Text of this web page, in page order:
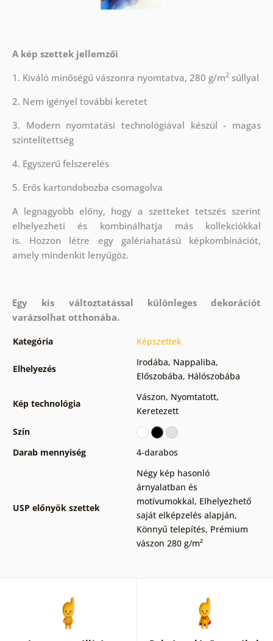
A kép szettek jellemzői
1. Kiváló minőségű vászonra nyomtatva, 280 g/m2súllyal
2. Nem igényel további keretet
3. Modern nyomtatási technológiával készül - magas
színtelítettség
4. Egyszerű felszerelés
5. Erős kartondobozba csomagolva
A legnagyobb előny, hogy a szetteket tetszés szerint
elhelyezheti és kombinálhatja más kollekciókkal
is. Hozzon létre egy galériahatású képkombinációt,
amely mindenkit lenyűgöz.
Egy kis változtatással különleges dekorációt
varázsolhat otthonába.
Kategória Képszettek
Elhelyezés
Irodába, Nappaliba,
Előszobába, Hálószobába
Kép technológia
Vászon, Nyomtatott,
Keretezett
Szín
Darab mennyiség
4-darabos
USP előnyök szettek
Négy kép hasonló
árnyalatban és
motívumokkal, Elhelyezhető
saját elképzelés alapján,
Könnyű telepítés, Prémium
vászon 280 g/m²